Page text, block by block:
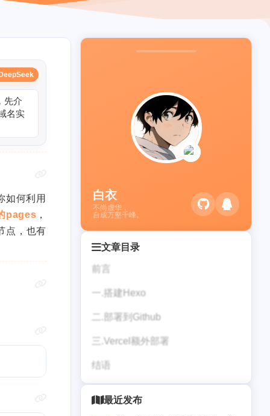
先介
名实
如何利用
pages ，
点，也有
白衣
不尚虚华，
自成万壑千峰。
文章目录
前言
一.搭建Hexo
二.部署到Github
三.Vercel额外部署
结语
最近发布